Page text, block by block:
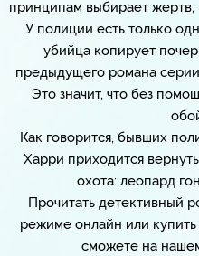
принципам выбирает жертв,
У полиции есть только
убийца копирует
предыдущего романа
Это значит, что без
Как говорится, бывших
Харри приходится
охота: леопард
Прочитать детективный
режиме онлайн или
сможете на